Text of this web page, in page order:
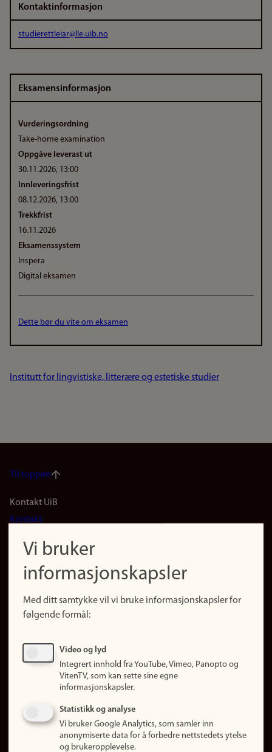
Kontaktinformasjon
studierettleiar@lle.uib.no
Eksamensinformasjon
Vurderingsordning
Take-home examination
Oppgåve leverast ut
30.11.2026, 13:00
Innleveringsfrist
08.12.2026, 13:00
Trekkfrist
16.11.2026
Eksamenssystem
Inspera
Digital eksamen
Dette bør du vite om eksamen
Institutt for lingvistiske, litterære og estetiske studier
Til toppen
Footer
(no)
Kontakt UiB
Kontakt
Finn forsker
Presse
Finn studier
Ledige stillinger
Om nettstedet
Informasjonskapsler
Vi bruker
informasjonskapsler
Med ditt samtykke vil vi bruke informasjonskapsler for
følgende formål:
Video og lyd
Integrert innhold fra YouTube, Vimeo, Panopto og
VitenTV, som kan sette sine egne
informasjonskapsler.
Statistikk og analyse
Vi bruker Google Analytics, som samler inn
anonymiserte data for å forbedre nettstedets ytelse
og brukeropplevelse.